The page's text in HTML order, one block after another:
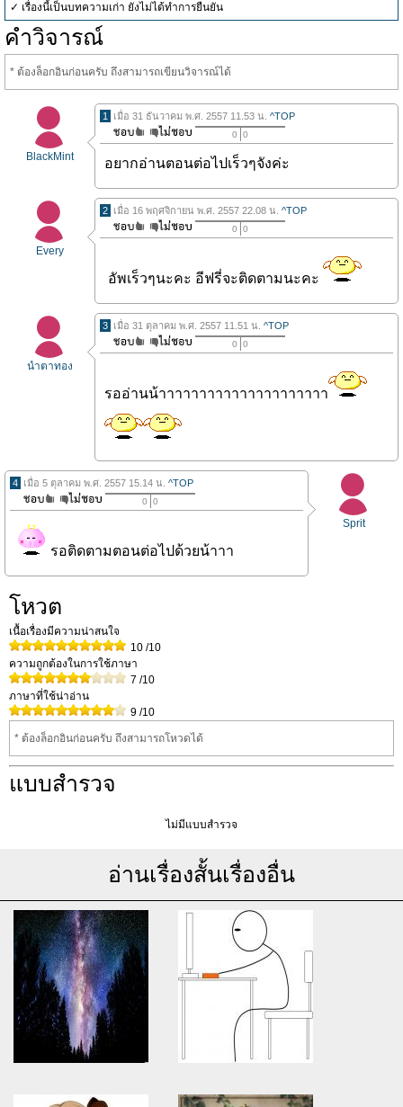
✓ เรื่องนี้เป็นบทความเก่า ยังไม่ได้ทำการยืนยัน
คำวิจารณ์
* ต้องล็อกอินก่อนครับ ถึงสามารถเขียนวิจารณ์ได้
BlackMint
1 เมื่อ 31 ธันวาคม พ.ศ. 2557 11.53 น. ^TOP
0 0
อยากอ่านตอนต่อไปเร็วๆจังค่ะ
Every
2 เมื่อ 16 พฤศจิกายน พ.ศ. 2557 22.08 น. ^TOP
0 0
อัพเร็วๆนะคะ อีฟรี่จะติดตามนะคะ
นำตาทอง
3 เมื่อ 31 ตุลาคม พ.ศ. 2557 11.51 น. ^TOP
0 0
รออ่านน้าาาาาาาาาาาาาาาาาาาาา
Sprit
4 เมื่อ 5 ตุลาคม พ.ศ. 2557 15.14 น. ^TOP
0 0
รอติดตามตอนต่อไปด้วยน้าาา
โหวต
เนื้อเรื่องมีความน่าสนใจ
10 /10
ความถูกต้องในการใช้ภาษา
7 /10
ภาษาที่ใช้น่าอ่าน
9 /10
* ต้องล็อกอินก่อนครับ ถึงสามารถโหวดได้
แบบสำรวจ
ไม่มีแบบสำรวจ
อ่านเรื่องสั้นเรื่องอื่น
: Use of undefined
Warning: Use of undefined